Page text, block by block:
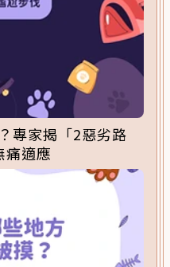
專家揭「2惡劣路
痛適應